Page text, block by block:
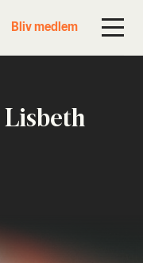
Bliv medlem